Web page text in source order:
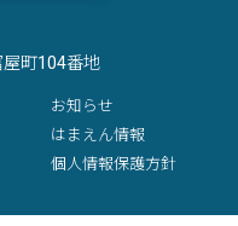
町104番地
お知らせ
はまえん情報
個人情報保護方針